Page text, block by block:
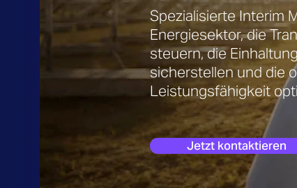
Spezialisierte Interim
Energiesektor, die
steuern, die
sicherstellen und die
Leistungsfähigkeit
Jetzt kontaktieren